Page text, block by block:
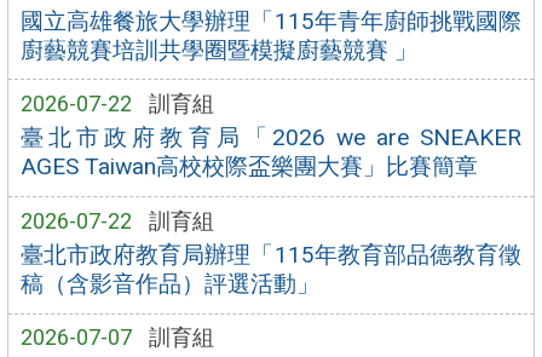
國立高雄餐旅大學辦理「115年青年廚師挑戰國際
廚藝競賽培訓共學圈暨模擬廚藝競賽 」
2026-07-22 訓育組
臺北市政府教育局「2026 we are SNEAKER
AGES Taiwan高校校際盃樂團大賽」比賽簡章
2026-07-22 訓育組
臺北市政府教育局辦理「115年教育部品德教育徵
稿（含影音作品）評選活動」
2026-07-07 訓育組